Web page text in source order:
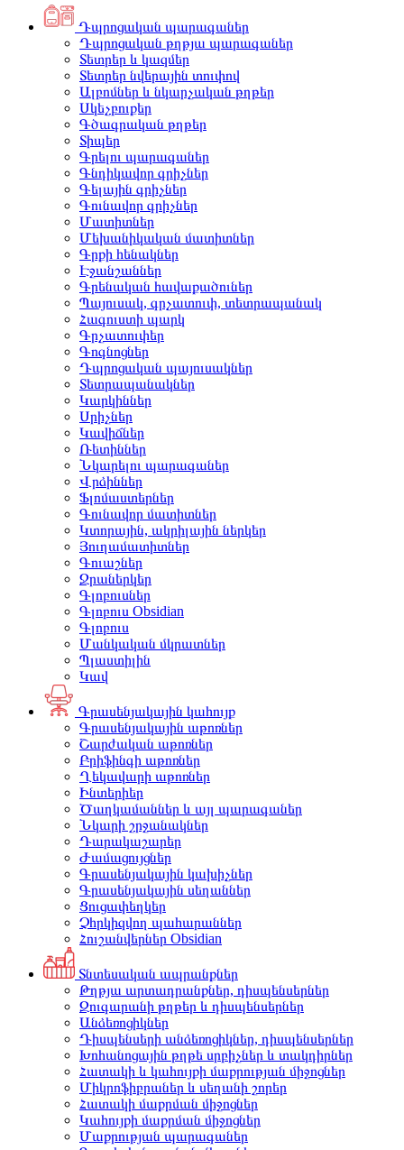
Դպրոցական պարագաներ
Դպրոցական թղթյա պարագաներ
Տետրեր և կազմեր
Տետրեր նվերային տուփով
Ալբոմներ և նկարչական թղթեր
Սկեչբուքեր
Գծագրական թղթեր
Տիպեր
Գրելու պարագաներ
Գնդիկավոր գրիչներ
Գելային գրիչներ
Գունավոր գրիչներ
Մատիտներ
Մեխանիկական մատիտներ
Գրքի հենակներ
Էջանշաններ
Գրենական հավաքածուներ
Պայուսակ, գրչատուփ, տետրապանակ
Հագուստի պարկ
Գրչատուփեր
Գոգնոցներ
Դպրոցական պայուսակներ
Տետրապանակներ
Կարկիններ
Սրիչներ
Կավիճներ
Ռետիններ
Նկարելու պարագաներ
Վրձիններ
Ֆլոմաստերներ
Գունավոր մատիտներ
Կտորային, ակրիլային ներկեր
Յուղամատիտներ
Գուաշներ
Ջրաներկեր
Գլոբուսներ
Գլոբուս Obsidian
Գլոբուս
Մանկական մկրատներ
Պլաստիլին
Կավ
Գրասենյակային կահույք
Գրասենյակային աթոռներ
Շարժական աթոռներ
Բրիֆինգի աթոռներ
Ղեկավարի աթոռներ
Ինտերիեր
Ծաղկամաններ և այլ պարագաներ
Նկարի շրջանակներ
Դարակաշարեր
Ժամացույցներ
Գրասենյակային կախիչներ
Գրասենյակային սեղաններ
Ցուցափեղկեր
Չհրկիզվող պահարաններ
Հուշանվերներ Obsidian
Տնտեսական ապրանքներ
Թղթյա արտադրանքներ, դիսպենսերներ
Զուգարանի թղթեր և դիսպենսերներ
Անձեռոցիկներ
Դիսպենսերի անձեռոցիկներ, դիսպենսերներ
Խոհանոցային թղթե սրբիչներ և տակդիրներ
Հատակի և կահույքի մաքրության միջոցներ
Միկրոֆիբրաներ և սեղանի շորեր
Հատակի մաքրման միջոցներ
Կահույքի մաքրման միջոցներ
Մաքրության պարագաներ